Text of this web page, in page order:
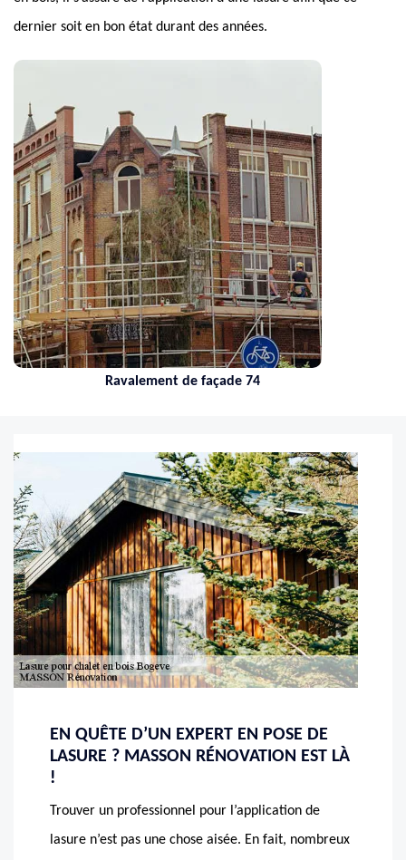
dernier soit en bon état durant des années.
EN QUÊTE D’UN EXPERT EN POSE DE
LASURE ? MASSON RÉNOVATION EST LÀ
!
Trouver un professionnel pour l’application de
lasure n’est pas une chose aisée. En fait, nombreux